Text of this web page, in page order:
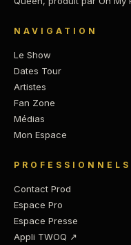
NAVIGATION
Le Show
Dates Tour
Artistes
Fan Zone
Médias
Mon Espace
PROFESSIONNELS
Contact Prod
Espace Pro
Espace Presse
Appli TWOQ ↗